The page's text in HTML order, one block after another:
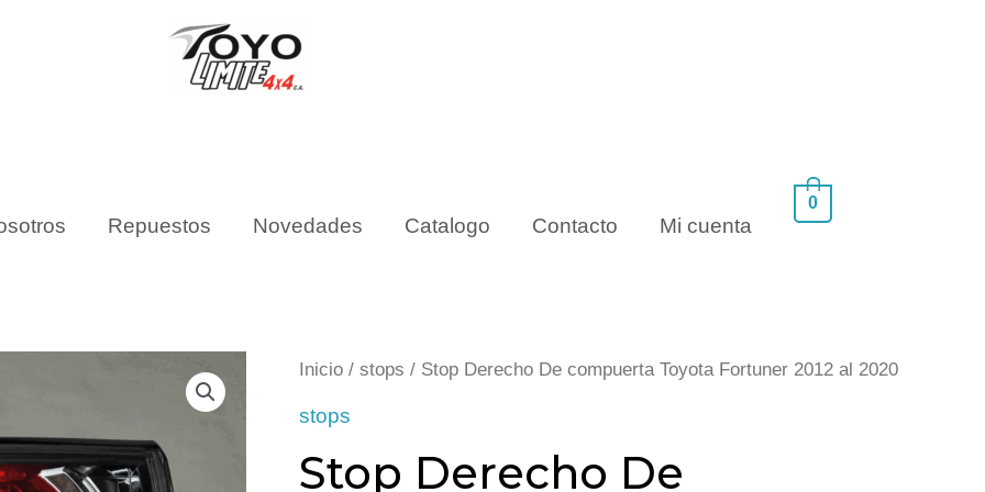
Repuestos Novedades Catalogo Contacto Mi cuenta
0
Inicio / stops / Stop Derecho De compuerta Toyota Fortuner 2012 al 2020
stops
Stop Derecho De
Stop
Derecho
compuerta